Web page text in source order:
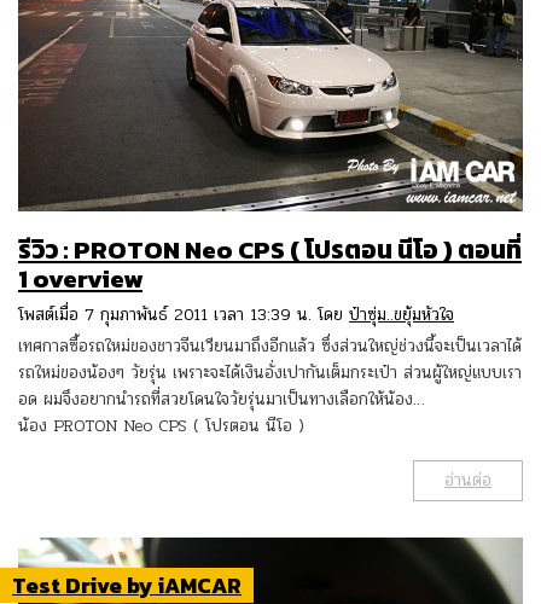
รีวิว : PROTON Neo CPS ( โปรตอน นีโอ ) ตอนที่
1 overview
โพสต์เมื่อ 7 กุมภาพันธ์ 2011 เวลา 13:39 น. โดย ป๋าซุ่ม..ขยุ้มหัวใจ
เทศกาลซื้อรถใหม่ของชาวจีนเวียนมาถึงอีกแล้ว ซึ่งส่วนใหญ่ช่วงนี้จะเป็นเวลาได้
รถใหม่ของน้องๆ วัยรุ่น เพราะจะได้เงินอั่งเปากันเต็มกระเป๋า ส่วนผู้ใหญ่แบบเรา
อด ผมจึงอยากนำรถที่สวยโดนใจวัยรุ่นมาเป็นทางเลือกให้น้อง…
น้อง PROTON Neo CPS ( โปรตอน นีโอ )
อ่านต่อ
Test Drive by iAMCAR